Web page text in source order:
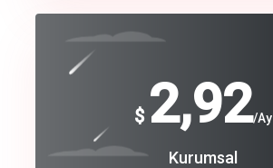
crm auto cync
track energy costs
$ 2,92/Ay
Kurumsal
$
240
Coroprate